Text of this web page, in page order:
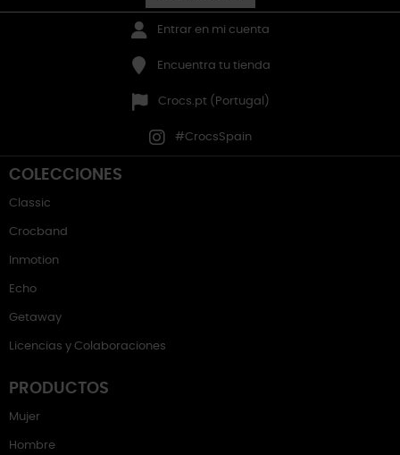
Entrar en mi cuenta
Encuentra tu tienda
Crocs.pt (Portugal)
#CrocsSpain
COLECCIONES
Classic
Crocband
Inmotion
Echo
Getaway
Licencias y Colaboraciones
PRODUCTOS
Mujer
Hombre